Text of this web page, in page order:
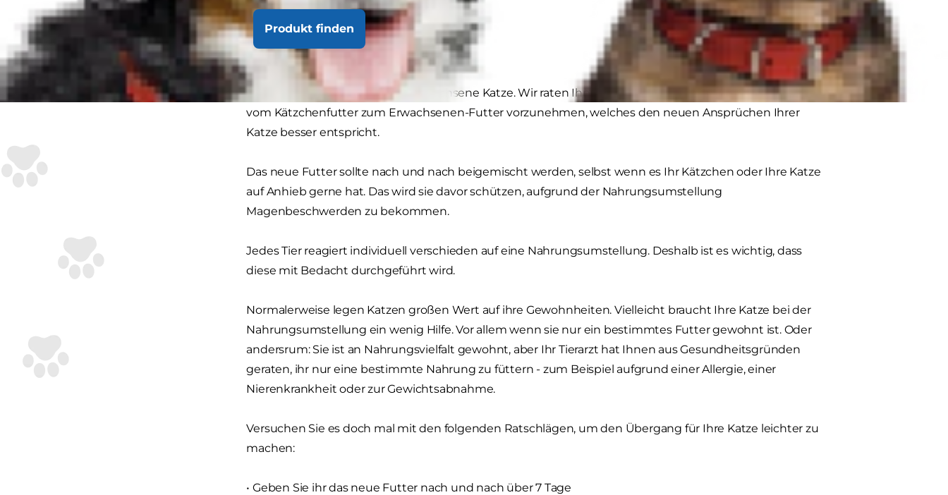
Produkt finden
Ihr Kätzchen ist jetzt fast eine erwachsene Katze. Wir raten Ihnen deshalb, eine Nahrungsumstellung
vom Kätzchenfutter zum Erwachsenen-Futter vorzunehmen, welches den neuen Ansprüchen Ihrer
Katze besser entspricht.
Das neue Futter sollte nach und nach beigemischt werden, selbst wenn es Ihr Kätzchen oder Ihre Katze
auf Anhieb gerne hat. Das wird sie davor schützen, aufgrund der Nahrungsumstellung
Magenbeschwerden zu bekommen.
Jedes Tier reagiert individuell verschieden auf eine Nahrungsumstellung. Deshalb ist es wichtig, dass
diese mit Bedacht durchgeführt wird.
Normalerweise legen Katzen großen Wert auf ihre Gewohnheiten. Vielleicht braucht Ihre Katze bei der
Nahrungsumstellung ein wenig Hilfe. Vor allem wenn sie nur ein bestimmtes Futter gewohnt ist. Oder
andersrum: Sie ist an Nahrungsvielfalt gewohnt, aber Ihr Tierarzt hat Ihnen aus Gesundheitsgründen
geraten, ihr nur eine bestimmte Nahrung zu füttern - zum Beispiel aufgrund einer Allergie, einer
Nierenkrankheit oder zur Gewichtsabnahme.
Versuchen Sie es doch mal mit den folgenden Ratschlägen, um den Übergang für Ihre Katze leichter zu
machen:
• Geben Sie ihr das neue Futter nach und nach über 7 Tage